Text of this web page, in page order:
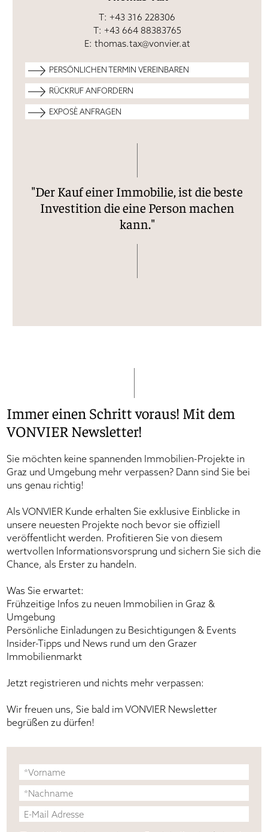
T: +43 316 228306
T: +43 664 88383765
E: thomas.tax@vonvier.at
PERSÖNLICHEN TERMIN VEREINBAREN
Datenschutzerklärung
RÜCKRUF ANFORDERN
Ihre Kontaktdaten werden zum Zweck der
Kontaktaufnahme im Rahmen dieser Anfrage
gespeichert. (
Datenschutzerklärung
EXPOSÈ ANFRAGEN
Ihre Kontaktdaten werden zum Zweck der
Kontaktaufnahme im Rahmen dieser Anfrage
gespeichert. (Datenschutzerklärung ).
"Der Kauf einer Immobilie, ist die beste
Investition die eine Person machen
kann."
Immer einen Schritt voraus! Mit dem
VONVIER Newsletter!
Sie möchten keine spannenden Immobilien-Projekte in
Graz und Umgebung mehr verpassen? Dann sind Sie bei
uns genau richtig!
Als VONVIER Kunde erhalten Sie exklusive Einblicke in
unsere neuesten Projekte noch bevor sie offiziell
veröffentlicht werden. Profitieren Sie von diesem
wertvollen Informationsvorsprung und sichern Sie sich die
Chance, als Erster zu handeln.
Was Sie erwartet:
Frühzeitige Infos zu neuen Immobilien in Graz &
Umgebung
Persönliche Einladungen zu Besichtigungen & Events
Insider-Tipps und News rund um den Grazer
Immobilienmarkt
Jetzt registrieren und nichts mehr verpassen:
Wir freuen uns, Sie bald im VONVIER Newsletter
begrüßen zu dürfen!